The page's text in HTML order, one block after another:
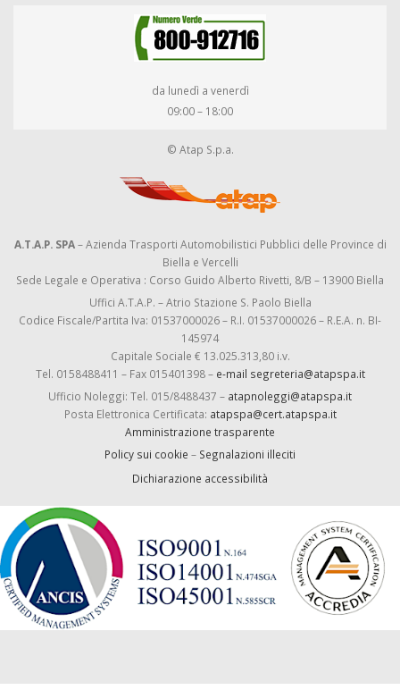
da lunedì a venerdì
09:00 – 18:00
© Atap S.p.a.
A.T.A.P. SPA– Azienda Trasporti Automobilistici Pubblici delle Province di
Biella e Vercelli
Sede Legale e Operativa : Corso Guido Alberto Rivetti, 8/B – 13900 Biella
Uffici A.T.A.P. – Atrio Stazione S. Paolo Biella
Codice Fiscale/Partita Iva: 01537000026 – R.I. 01537000026 – R.E.A. n. BI-
145974
Capitale Sociale € 13.025.313,80 i.v.
Tel. 0158488411 – Fax 015401398 – e-mail segreteria@atapspa.it
Ufficio Noleggi: Tel. 015/8488437 – atapnoleggi@atapspa.it
Posta Elettronica Certificata: atapspa@cert.atapspa.it
Amministrazione trasparente
Policy sui cookie – Segnalazioni illeciti
Dichiarazione accessibilità